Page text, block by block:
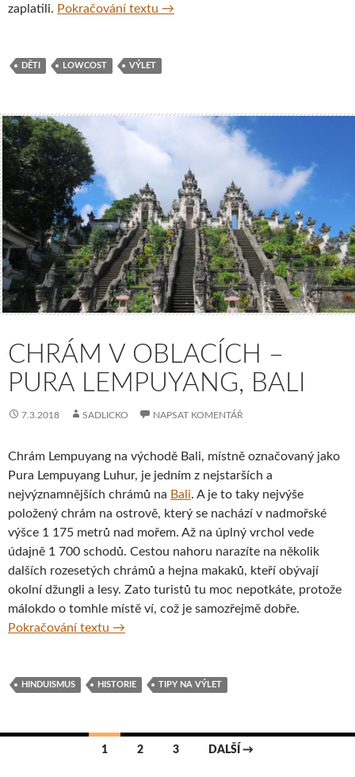
zaplatili. Pokračování textu Jak naplánovat výlet s dětmi a
→
DĚTI LOWCOST VÝLET
CHRÁM V OBLACÍCH –
PURA LEMPUYANG, BALI
7.3.2018 SADLICKO NAPSAT KOMENTÁŘ
Chrám Lempuyang na východě Bali, místně označovaný jako
Pura Lempuyang Luhur, je jedním z nejstarších a
nejvýznamnějších chrámů na Bali. A je to taky nejvýše
položený chrám na ostrově, který se nachází v nadmořské
výšce 1 175 metrů nad mořem. Až na úplný vrchol vede
údajně 1 700 schodů. Cestou nahoru narazíte na několik
dalších rozesetých chrámů a hejna makaků, kteří obývají
okolní džungli a lesy. Zato turistů tu moc nepotkáte, protože
málokdo o tomhle místě ví, což je samozřejmě dobře.
Pokračování textu Chrám v oblacích – Pura Lempuyang, Bali
→
HINDUISMUS HISTORIE TIPY NA VÝLET
1 2 3 DALŠÍ →